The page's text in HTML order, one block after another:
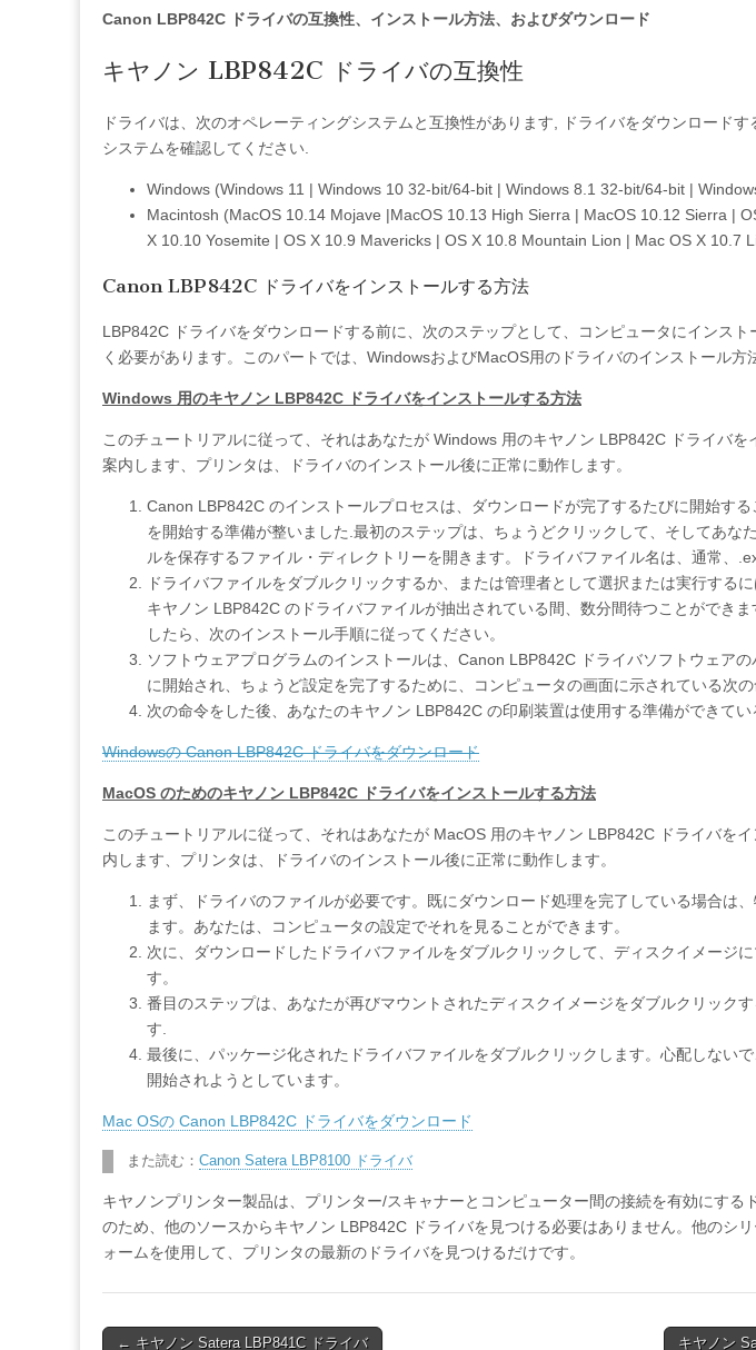
Canon LBP842C ドライバの互換性、インストール方法、およびダウンロード
キヤノン LBP842C ドライバの互換性
ドライバは、次のオペレーティングシステムと互換性があります, ドライバをダウンロード
システムを確認してください.
Windows (Windows 11 | Windows 10 32-bit/64-bit | Windows 8.1 32-bit/64-bit |
Macintosh (MacOS 10.14 Mojave |MacOS 10.13 High Sierra | MacOS 10.12 Sierra |
X 10.10 Yosemite | OS X 10.9 Mavericks | OS X 10.8 Mountain Lion | Mac OS X 10.7
Canon LBP842C ドライバをインストールする方法
LBP842C ドライバをダウンロードする前に、次のステップとして、コンピュータにインスト
く必要があります。このパートでは、WindowsおよびMacOS用のドライバのインストール方
Windows 用のキヤノン LBP842C ドライバをインストールする方法
このチュートリアルに従って、それはあなたが Windows 用のキヤノン LBP842C ドライバを
案内します、プリンタは、ドライバのインストール後に正常に動作します。
Canon LBP842C のインストールプロセスは、ダウンロードが完了するたびに開始す
を開始する準備が整いました.最初のステップは、ちょうどクリックして、そしてあな
ルを保存するファイル・ディレクトリーを開きます。ドライバファイル名は、通常、
ドライバファイルをダブルクリックするか、または管理者として選択または実行するに
キヤノン LBP842C のドライバファイルが抽出されている間、数分間待つことができ
したら、次のインストール手順に従ってください。
ソフトウェアプログラムのインストールは、Canon LBP842C ドライバソフトウェア
に開始され、ちょうど設定を完了するために、コンピュータの画面に示されている次
次の命令をした後、あなたのキヤノン LBP842C の印刷装置は使用する準備ができてい
Windowsの Canon LBP842C ドライバをダウンロード
MacOS のためのキヤノン LBP842C ドライバをインストールする方法
このチュートリアルに従って、それはあなたが MacOS 用のキヤノン LBP842C ドライバを
内します、プリンタは、ドライバのインストール後に正常に動作します。
まず、ドライバのファイルが必要です。既にダウンロード処理を完了している場合は
ます。あなたは、コンピュータの設定でそれを見ることができます。
次に、ダウンロードしたドライバファイルをダブルクリックして、ディスクイメージ
す。
番目のステップは、あなたが再びマウントされたディスクイメージをダブルクリック
す.
最後に、パッケージ化されたドライバファイルをダブルクリックします。心配しない
開始されようとしています。
Mac OSの Canon LBP842C ドライバをダウンロード
また読む： Canon Satera LBP8100 ドライバ
キヤノンプリンター製品は、プリンター/スキャナーとコンピューター間の接続を有効にする
のため、他のソースからキヤノン LBP842C ドライバを見つける必要はありません。他のシ
ォームを使用して、プリンタの最新のドライバを見つけるだけです。
Post
← キヤノン Satera LBP841C ドライバ キヤノン